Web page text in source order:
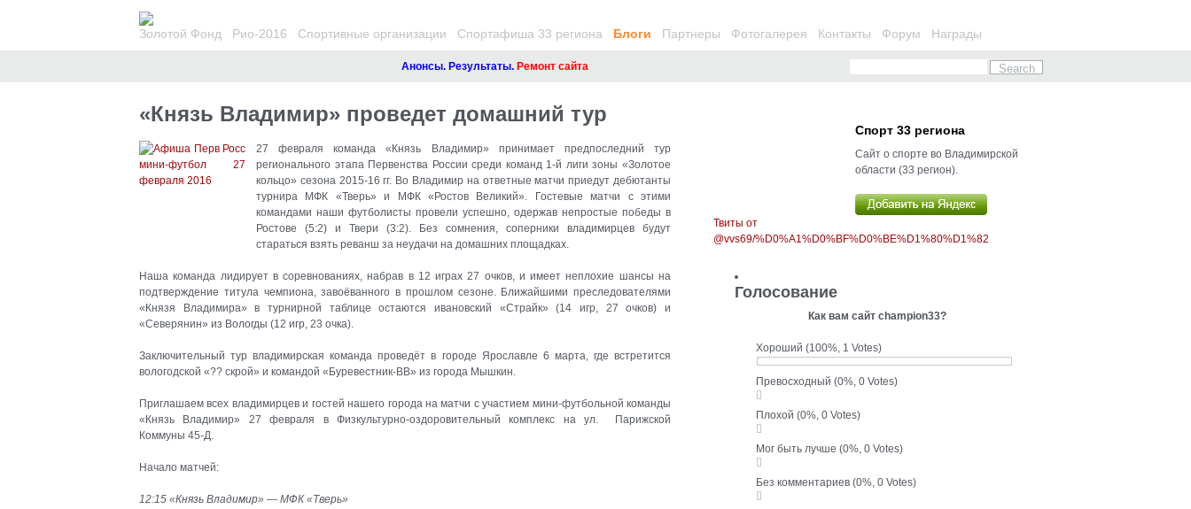
Золотой Фонд Рио-2016 Спортивные организации Спортафиша 33 региона Блоги Партнеры Фотогалерея Контакты Форум Награды
Анонсы. Результаты.Ремонт сайта
«Князь Владимир» проведет домашний тур
27 февраля команда «Князь Владимир» принимает предпоследний тур
регионального этапа Первенства России среди команд 1-й лиги зоны «Золотое
кольцо» сезона 2015-16 гг. Во Владимир на ответные матчи приедут дебютанты
турнира МФК «Тверь» и МФК «Ростов Великий». Гостевые матчи с этими
командами наши футболисты провели успешно, одержав непростые победы в
Ростове (5:2) и Твери (3:2). Без сомнения, соперники владимирцев будут
стараться взять реванш за неудачи на домашних площадках.
Наша команда лидирует в соревнованиях, набрав в 12 играх 27 очков, и имеет неплохие шансы на
подтверждение титула чемпиона, завоёванного в прошлом сезоне. Ближайшими преследователями
«Князя Владимира» в турнирной таблице остаются ивановский «Страйк» (14 игр, 27 очков) и
«Северянин» из Вологды (12 игр, 23 очка).
Заключительный тур владимирская команда проведёт в городе Ярославле 6 марта, где встретится
вологодской «?? скрой» и командой «Буревестник-ВВ» из города Мышкин.
Приглашаем всех владимирцев и гостей нашего города на матчи с участием мини-футбольной команды
«Князь Владимир» 27 февраля в Физкультурно-оздоровительный комплекс на ул. Парижской
Коммуны 45-Д.
Начало матчей:
12:15 «Князь Владимир» — МФК «Тверь»
Спорт 33 региона
Сайт о спорте во Владимирской
области (33 регион).
Твиты от
@vvs69/%D0%A1%D0%BF%D0%BE%D1%80%D1%82
Голосование
Как вам сайт champion33?
Хороший (100%, 1 Votes)
Превосходный (0%, 0 Votes)
Плохой (0%, 0 Votes)
Мог быть лучше (0%, 0 Votes)
Без комментариев (0%, 0 Votes)